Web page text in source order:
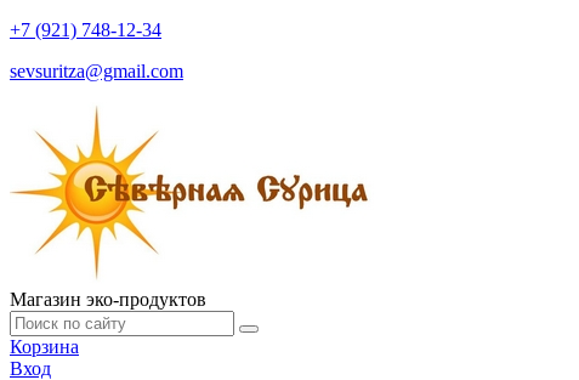
+7 (921) 748-12-34
sevsuritza@gmail.com
Магазин эко-продуктов
Корзина
Вход